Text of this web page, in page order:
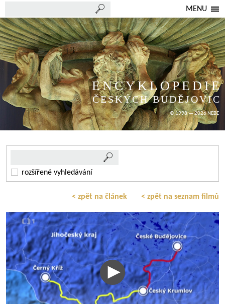
MENU
ENCYKLOPEDIE
ČESKÝCH BUDĚJOVIC
© 1998 — 2026 NEBE
rozšířené vyhledávání
< zpět na článek < zpět na seznam filmů